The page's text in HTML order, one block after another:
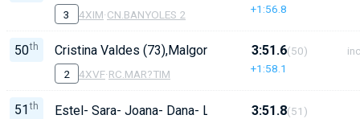
3 4XIM·CN.BANYOLES 2 +1:56.8
50th Cristina Valdes (73),Malgorzata Sak (78), Sandra
2 4XVF·RC.MAR?TIM
3:51.6
+1:58.1
(50)
51 th Estel- Sara- Joana- Dana- Laura- Carla- Mar- Duna. T:
3:51.8(51)